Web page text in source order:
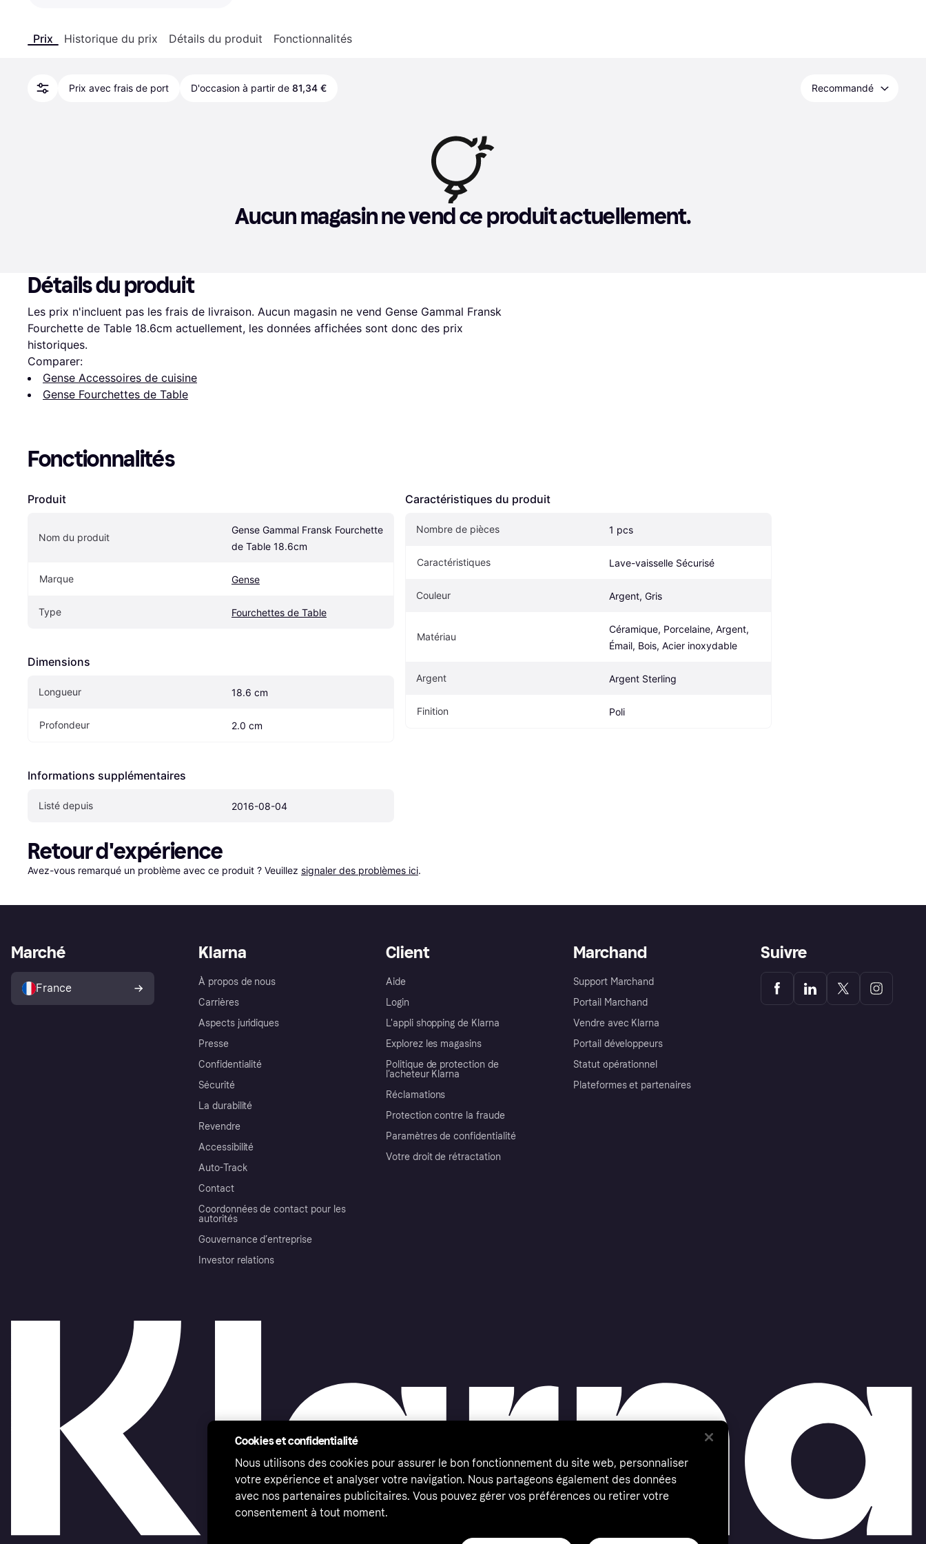
Prix Historique du prix Détails du produit Fonctionnalités
Prix avec frais de port D'occasion à partir de 81,34 € Recommandé
Aucun magasin ne vend ce produit actuellement.
Détails du produit
Les prix n'incluent pas les frais de livraison. Aucun magasin ne vend Gense Gammal Fransk
Fourchette de Table 18.6cm actuellement, les données affichées sont donc des prix
historiques.
Comparer:
Gense Accessoires de cuisine
Gense Fourchettes de Table
Fonctionnalités
Produit
Nom du produit
Gense Gammal Fransk Fourchette
de Table 18.6cm
Marque Gense
Type Fourchettes de Table
Dimensions
Longueur 18.6 cm
Profondeur 2.0 cm
Informations supplémentaires
Listé depuis 2016-08-04
Caractéristiques du produit
Nombre de pièces 1 pcs
Caractéristiques Lave-vaisselle Sécurisé
Couleur Argent, Gris
Matériau
Céramique, Porcelaine, Argent,
Émail, Bois, Acier inoxydable
Argent Argent Sterling
Finition Poli
Retour d'expérience
Avez-vous remarqué un problème avec ce produit ? Veuillez signaler des problèmes ici.
Klarna
À propos de nous
Carrières
Aspects juridiques
Presse
Confidentialité
Sécurité
La durabilité
Revendre
Accessibilité
Auto-Track
Contact
Coordonnées de contact pour les
autorités
Gouvernance d’entreprise
Investor relations
Client
Aide
Login
L'appli shopping de Klarna
Explorez les magasins
Politique de protection de
l’acheteur Klarna
Réclamations
Protection contre la fraude
Paramètres de confidentialité
Votre droit de rétractation
Marchand
Support Marchand
Portail Marchand
Vendre avec Klarna
Portail développeurs
Statut opérationnel
Plateformes et partenaires
Marché
France
Suivre
Cookies et confidentialité
Nous utilisons des cookies pour assurer le bon fonctionnement du site web, personnaliser
votre expérience et analyser votre navigation. Nous partageons également des données
avec nos partenaires publicitaires. Vous pouvez gérer vos préférences ou retirer votre
consentement à tout moment.